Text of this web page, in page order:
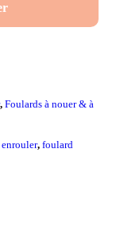
,Foulards à nouer & à
,foulard